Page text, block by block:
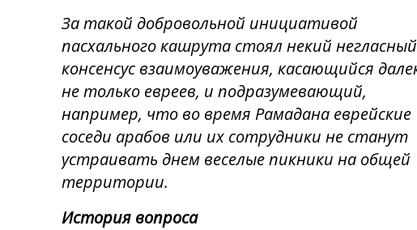
За такой добровольной инициативой
пасхального кашрута стоял некий негласный
консенсус взаимоуважения, касающийся
не только евреев, и подразумевающий,
например, что во время Рамадана еврейские
соседи арабов или их сотрудники не станут
устраивать днем веселые пикники на общей
территории.
История вопроса